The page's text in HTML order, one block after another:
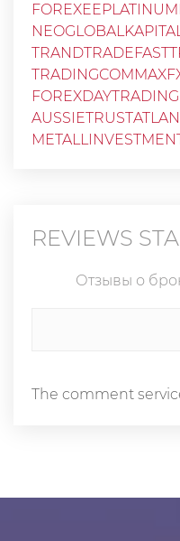
FOREXEE
TRANDTRADE
TRADINGCOM
FOREXDAYTRADING
AUSSIETRUST
REVIEWS
Отзывы о
The comment